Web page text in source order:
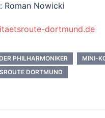
Roman Nowicki
dortmund.de
PHILHARMONIKER
MINI-
DORTMUND